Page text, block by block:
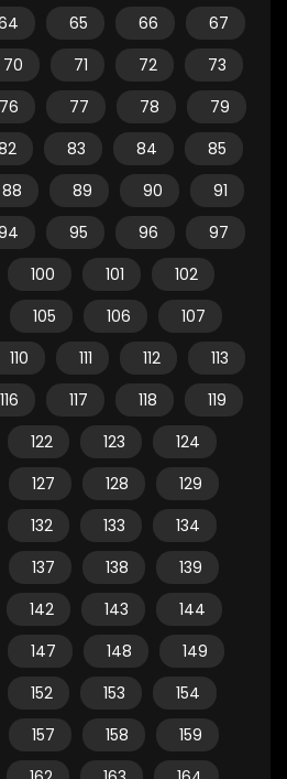
65 66
67
70 71 72
73
76 77 78
79
83 84
85
88 89 90
91
95 96
97
100 101
102
105 106
107
110 111 112
113
116 117 118
119
122 123
124
127 128
129
132 133
134
137 138
139
142 143
144
147 148
149
152 153
154
157 158
159